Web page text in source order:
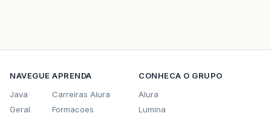
NAVEGUE
Java
Geral
APRENDA
Carreiras Alura
Formacoes
CONHECA O GRUPO
Alura
Lumina